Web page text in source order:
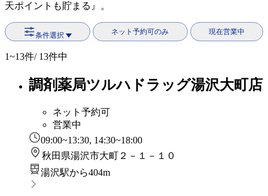
天ポイントも貯まる』。
条件選択 ネット予約可のみ 現在営業中
1~13件/ 13件中
調剤薬局ツルハドラッグ湯沢大町店
ネット予約可
営業中
09:00~13:30, 14:30~18:00
秋田県湯沢市大町２－１－１０
湯沢駅から404m